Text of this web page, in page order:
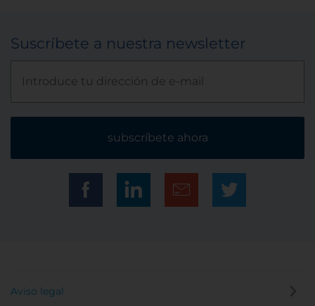
Suscríbete a nuestra newsletter
subscríbete ahora
Aviso legal